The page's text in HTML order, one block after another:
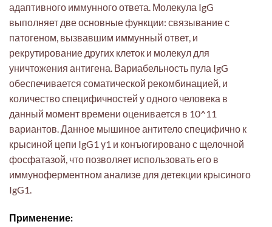
адаптивного иммунного ответа. Молекула IgG
выполняет две основные функции: связывание с
патогеном, вызвавшим иммунный ответ, и
рекрутирование других клеток и молекул для
уничтожения антигена. Вариабельность пула IgG
обеспечивается соматической рекомбинацией, и
количество специфичностей у одного человека в
данный момент времени оценивается в 10^11
вариантов. Данное мышиное антитело специфично к
крысиной цепи IgG1 γ1 и конъюгировано с щелочной
фосфатазой, что позволяет использовать его в
иммуноферментном анализе для детекции крысиного
IgG1.
Применение: